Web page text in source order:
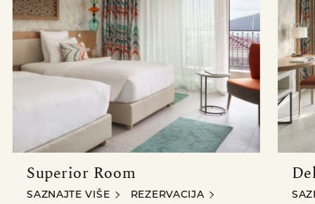
Superior Room
SUPERIOR ROOM
SAZNAJTE VIŠE REZERVACIJA